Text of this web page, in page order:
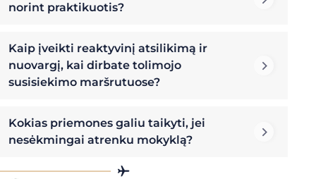
norint praktikuotis?
Kaip įveikti reaktyvinį atsilikimą ir
nuovargį, kai dirbate tolimojo
susisiekimo maršrutuose?
Kokias priemones galiu taikyti, jei
nesėkmingai atrenku mokyklą?